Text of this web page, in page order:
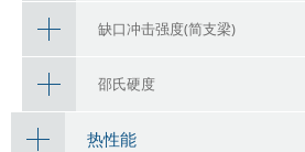
缺口冲击强度(简支梁)
邵氏硬度
热性能